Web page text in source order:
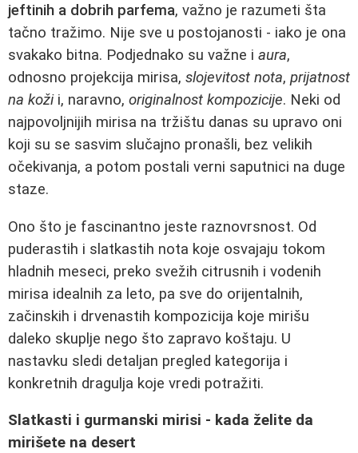
jeftinih a dobrih parfema, važno je razumeti šta
tačno tražimo. Nije sve u postojanosti - iako je ona
svakako bitna. Podjednako su važne i aura,
odnosno projekcija mirisa, slojevitost nota, prijatnost
na kožii, naravno, originalnost kompozicije. Neki od
najpovoljnijih mirisa na tržištu danas su upravo oni
koji su se sasvim slučajno pronašli, bez velikih
očekivanja, a potom postali verni saputnici na duge
staze.
Ono što je fascinantno jeste raznovrsnost. Od
puderastih i slatkastih nota koje osvajaju tokom
hladnih meseci, preko svežih citrusnih i vodenih
mirisa idealnih za leto, pa sve do orijentalnih,
začinskih i drvenastih kompozicija koje mirišu
daleko skuplje nego što zapravo koštaju. U
nastavku sledi detaljan pregled kategorija i
konkretnih dragulja koje vredi potražiti.
Slatkasti i gurmanski mirisi - kada želite da
mirišete na desert